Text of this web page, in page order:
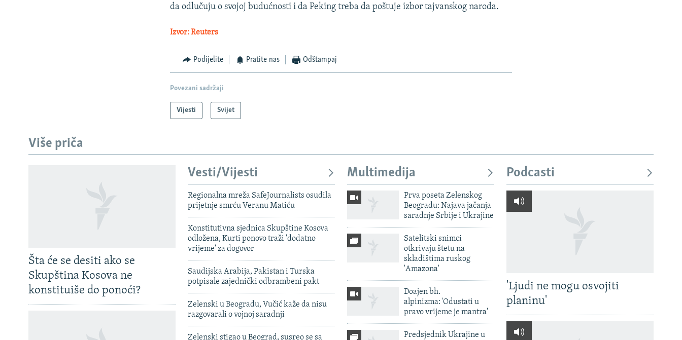
da odlučuju o svojoj budućnosti i da Peking treba da poštuje izbor tajvanskog naroda.
Izvor: Reuters
Podijelite Pratite nas Odštampaj
Povezani sadržaji
Vijesti Svijet
Više priča
Šta će se desiti ako se
Skupština Kosova ne
konstituiše do ponoći?
Vesti/Vijesti
Regionalna mreža SafeJournalists osudila
prijetnje smrću Veranu Matiću
Konstitutivna sjednica Skupštine Kosova
odložena, Kurti ponovo traži 'dodatno
vrijeme' za dogovor
Saudijska Arabija, Pakistan i Turska
potpisale zajednički odbrambeni pakt
Zelenski u Beogradu, Vučić kaže da nisu
razgovarali o vojnoj saradnji
Zelenski stigao u Beograd, susreo se sa
Multimedija
Prva poseta Zelenskog
Beogradu: Najava jačanja
saradnje Srbije i Ukrajine
Satelitski snimci
otkrivaju štetu na
skladištima ruskog
'Amazona'
Doajen bh.
alpinizma: 'Odustati u
pravo vrijeme je mantra'
Predsjednik Ukrajine u
Podcasti
'Ljudi ne mogu osvojiti
planinu'